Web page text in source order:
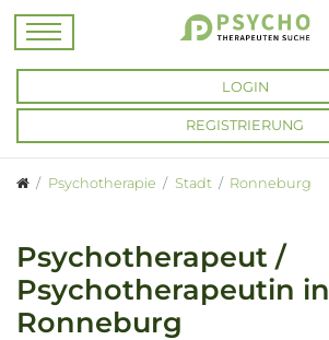
LOGIN
REGISTRIERUNG
Psychotherapie Stadt Ronneburg
Psychotherapeut /
Psychotherapeutin in
Ronneburg